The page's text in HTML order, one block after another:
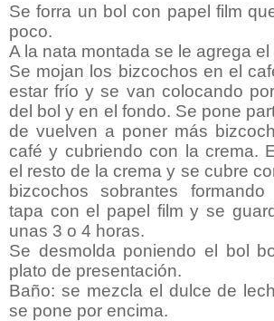
Se forra un bol con papel film
poco.
A la nata montada se le agrega
Se mojan los bizcochos en el
estar frío y se van colocando
del bol y en el fondo. Se pone
de vuelven a poner más
café y cubriendo con la crema.
el resto de la crema y se cubre
bizcochos sobrantes
tapa con el papel film y se
unas 3 o 4 horas.
Se desmolda poniendo el bol
plato de presentación.
Baño: se mezcla el dulce de
se pone por encima.